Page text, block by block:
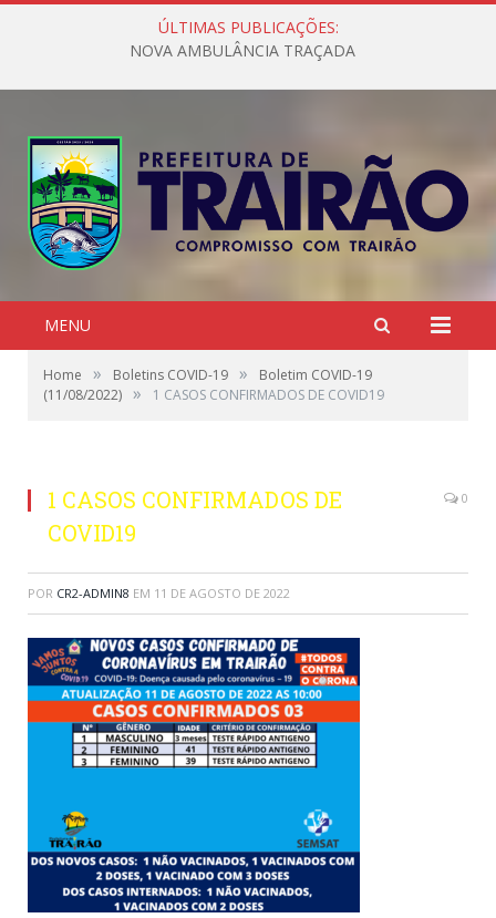
ÚLTIMAS PUBLICAÇÕES:
NOVA AMBULÂNCIA TRAÇADA
MENU
Home » Boletins COVID-19 »
Boletim COVID-19
(11/08/2022) » 1 CASOS CONFIRMADOS DE COVID19
1 CASOS CONFIRMADOS DE
COVID19
0
POR CR2-ADMIN8 EM 11 DE AGOSTO DE 2022